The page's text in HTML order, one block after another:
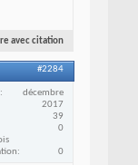
avec citation
#2284
décembre
2017
39
0
0